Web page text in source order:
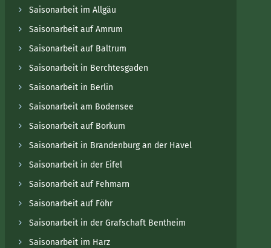
Saisonarbeit im Allgäu
Saisonarbeit auf Amrum
Saisonarbeit auf Baltrum
Saisonarbeit in Berchtesgaden
Saisonarbeit in Berlin
Saisonarbeit am Bodensee
Saisonarbeit auf Borkum
Saisonarbeit in Brandenburg an der Havel
Saisonarbeit in der Eifel
Saisonarbeit auf Fehmarn
Saisonarbeit auf Föhr
Saisonarbeit in der Grafschaft Bentheim
Saisonarbeit im Harz